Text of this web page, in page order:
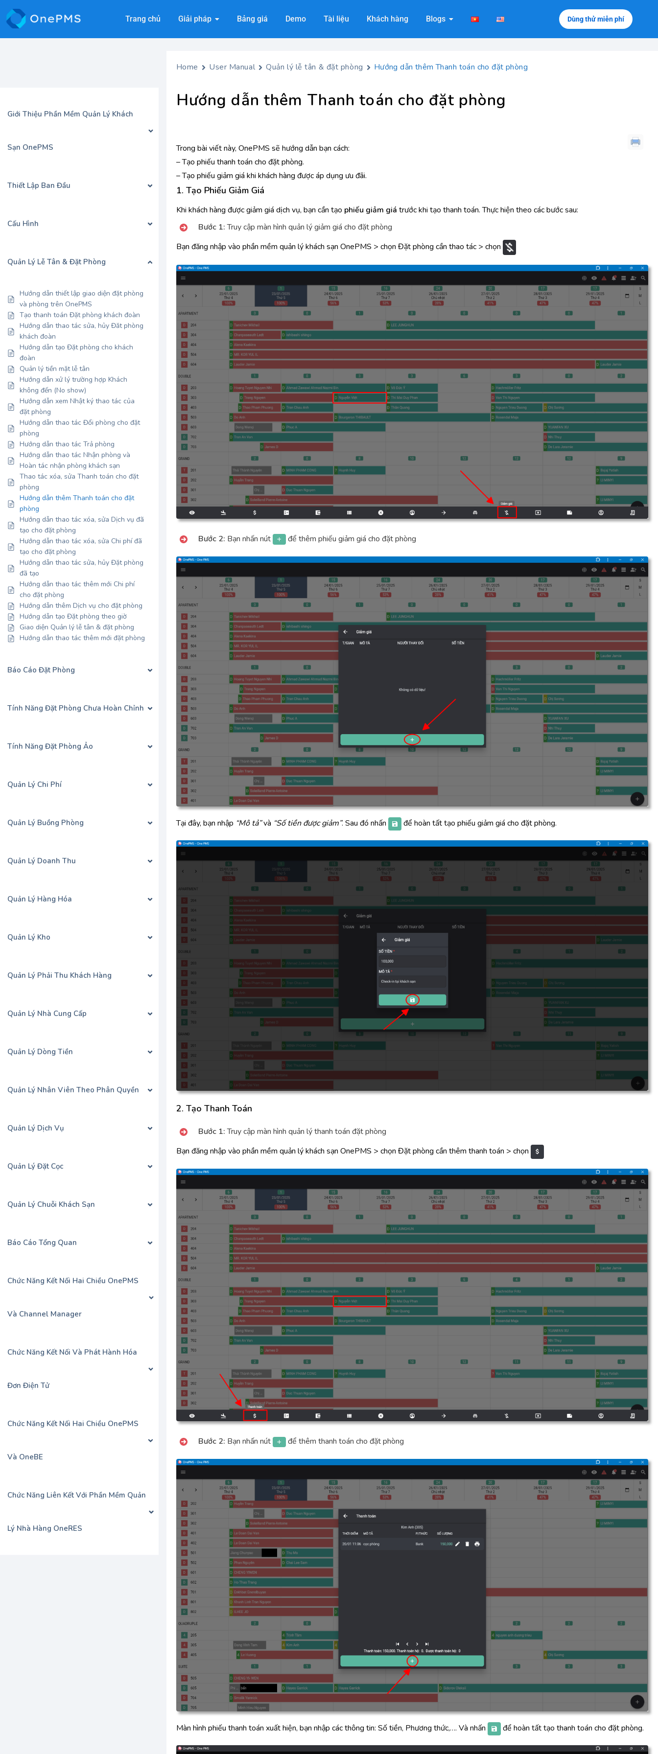
Trang chủ Giải pháp Bảng giá Demo Tài liệu Khách hàng Blogs Dùng thử miễn phí
Giới Thiệu Phần Mềm Quản Lý Khách
Sạn OnePMS
Thiết Lập Ban Đầu
Cấu Hình
Quản Lý Lễ Tân & Đặt Phòng
Hướng dẫn thiết lập giao diện đặt phòng
và phòng trên OnePMS
Tạo thanh toán Đặt phòng khách đoàn
Hướng dẫn thao tác sửa, hủy Đăt phòng
khách đoàn
Hướng dẫn tạo Đặt phòng cho khách
đoàn
Quản lý tiền mặt lễ tân
Hướng dẫn xử lý trường hợp Khách
không đến (No show)
Hướng dẫn xem Nhật ký thao tác của
đặt phòng
Hướng dẫn thao tác Đổi phòng cho đặt
phòng
Hướng dẫn thao tác Trả phòng
Hướng dẫn thao tác Nhận phòng và
Hoàn tác nhận phòng khách sạn
Thao tác xóa, sửa Thanh toán cho đặt
phòng
Hướng dẫn thêm Thanh toán cho đặt
phòng
Hướng dẫn thao tác xóa, sửa Dịch vụ đã
tạo cho đặt phòng
Hướng dẫn thao tác xóa, sửa Chi phí đã
tạo cho đặt phòng
Hướng dẫn thao tác sửa, hủy Đặt phòng
đã tạo
Hướng dẫn thao tác thêm mới Chi phí
cho đặt phòng
Hướng dẫn thêm Dịch vụ cho đặt phòng
Hướng dẫn tạo Đặt phòng theo giờ
Giao diện Quản lý lễ tân & đặt phòng
Hướng dẫn thao tác thêm mới đặt phòng
Báo Cáo Đặt Phòng
Tính Năng Đặt Phòng Chưa Hoàn Chỉnh
Tính Năng Đặt Phòng Ảo
Quản Lý Chi Phí
Quản Lý Buồng Phòng
Quản Lý Doanh Thu
Quản Lý Hàng Hóa
Quản Lý Kho
Quản Lý Phải Thu Khách Hàng
Quản Lý Nhà Cung Cấp
Quản Lý Dòng Tiền
Quản Lý Nhân Viên Theo Phân Quyền
Quản Lý Dịch Vụ
Quản Lý Đặt Cọc
Quản Lý Chuỗi Khách Sạn
Báo Cáo Tổng Quan
Chức Năng Kết Nối Hai Chiều OnePMS
Và Channel Manager
Chức Năng Kết Nối Và Phát Hành Hóa
Đơn Điện Tử
Chức Năng Kết Nối Hai Chiều OnePMS
Và OneBE
Chức Năng Liên Kết Với Phần Mềm Quản
Lý Nhà Hàng OneRES
Home User Manual Quản lý lễ tân & đặt phòng Hướng dẫn thêm Thanh toán cho đặt phòng
Hướng dẫn thêm Thanh toán cho đặt phòng
Trong bài viết này, OnePMS sẽ hướng dẫn bạn cách:
– Tạo phiếu thanh toán cho đặt phòng.
– Tạo phiếu giảm giá khi khách hàng được áp dụng ưu đãi.
1. Tạo Phiếu Giảm Giá
Khi khách hàng được giảm giá dịch vụ, bạn cần tạo phiếu giảm giá trước khi tạo thanh toán. Thực hiện theo các bước sau:
Bước 1:Truy cập màn hình quản lý giảm giá cho đặt phòng
Bạn đăng nhập vào phần mềm quản lý khách sạn OnePMS > chọn Đặt phòng cần thao tác > chọn
Bước 2: Bạn nhấn nút để thêm phiếu giảm giá cho đặt phòng
Tại đây, bạn nhập “Mô tả”và “Số tiền được giảm”. Sau đó nhấn để hoàn tất tạo phiếu giảm giá cho đặt phòng.
2. Tạo Thanh Toán
Bước 1:Truy cập màn hình quản lý thanh toán đặt phòng
Bạn đăng nhập vào phần mềm quản lý khách sạn OnePMS > chọn Đặt phòng cần thêm thanh toán > chọn
Bước 2: Bạn nhấn nút để thêm thanh toán cho đặt phòng
Màn hình phiếu thanh toán xuất hiện, bạn nhập các thông tin: Số tiền, Phương thức,…. Và nhấn để hoàn tất tạo thanh toán cho đặt phòng.